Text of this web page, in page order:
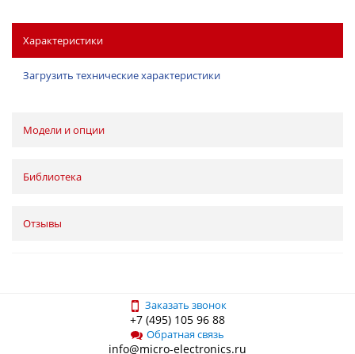
Характеристики
Загрузить технические характеристики
Модели и опции
Библиотека
Отзывы
Заказать звонок
+7 (495) 105 96 88
Обратная связь
info@micro-electronics.ru